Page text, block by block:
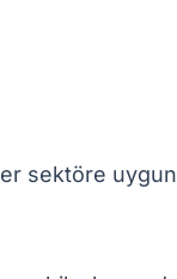
sektöre